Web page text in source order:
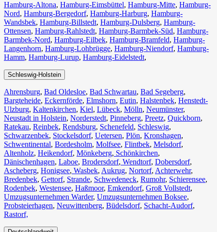
Hamburg-Altona, Hamburg-Eimsbüttel, Hamburg-Mitte, Hamburg-
Nord, Hamburg-Bergedorf, Hamburg-Harburg, Hamburg-
Wandsbek, Hamburg-Billstedt, Hamburg-Dulsberg, Hamburg-
Ottensen, Hamburg-Rahlstedt, Hamburg-Barmbek-Süd, Hamburg-
Barmbek-Nord, Hamburg-Eilbek, Hamburg-Bramfeld, Hamburg-
Langenhorn, Hamburg-Lohbrügge, Hamburg-Niendorf, Hamburg-
Hamm, Hamburg-Lurup, Hamburg-Eidelstedt,
Schleswig-Holstein
Ahrensburg, Bad Oldesloe, Bad Schwartau, Bad Segeberg,
Bargteheide, Eckernförde, Elmshorn, Eutin, Halstenbek, Henstedt-
Ulzburg, Kaltenkirchen, Kiel, Lübeck, Mölln, Neumünster,
Neustadt in Holstein, Norderstedt, Pinneberg, Preetz, Quickborn,
Ratekau, Reinbek, Rendsburg, Schenefeld, Schleswig,
Schwarzenbek, Stockelsdorf, Uetersen, Plön, Kronshagen,
Schwentinental, Bordesholm, Molfsee, Flintbek, Melsdorf,
Altenholz, Heikendorf, Mönkeberg, Schönkirchen,
Dänischenhagen, Laboe, Brodersdorf, Wendtorf, Dobersdorf,
Ascheberg, Honigsee, Wasbek, Aukrug, Nortorf, Achterwehr,
Bredenbek, Gettorf, Strande, Schwedeneck, Rumohr, Schierensee,
Rodenbek, Westensee, Haßmoor, Emkendorf, Groß Vollstedt,
Umzugsunternehmen Warder, Umzugsunternehmen Boksee,
Probsteierhagen, Neuwittenberg, Büdelsdorf, Schacht-Audorf,
Rastorf,